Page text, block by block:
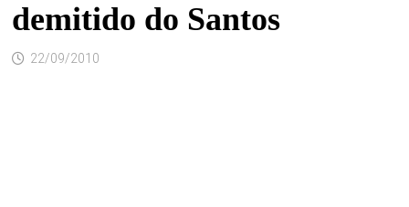
demitido do Santos
22/09/2010